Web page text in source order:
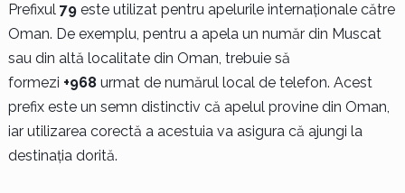
Prefixul 79este utilizat pentru apelurile internaționale către
Oman. De exemplu, pentru a apela un număr din Muscat
sau din altă localitate din Oman, trebuie să
formezi +968urmat de numărul local de telefon. Acest
prefix este un semn distinctiv că apelul provine din Oman,
iar utilizarea corectă a acestuia va asigura că ajungi la
destinația dorită.